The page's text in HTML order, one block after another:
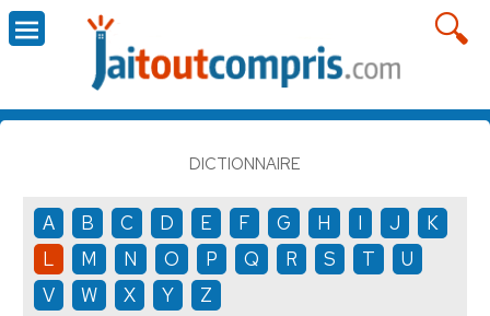
DICTIONNAIRE
A B C D E F G H I J
K
L
M N O P Q R S T
U
V
W X Y Z